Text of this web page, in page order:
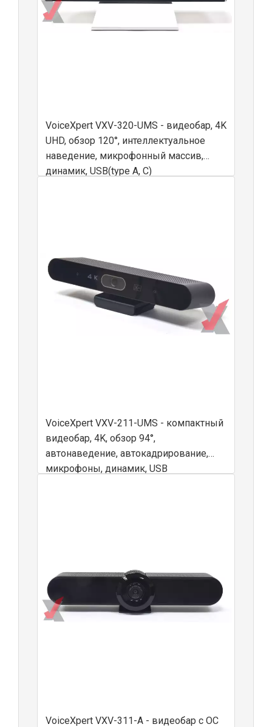
VoiceXpert VXV-320-UMS - видеобар, 4K
UHD, обзор 120°, интеллектуальное
наведение, микрофонный массив,
динамик, USB(type A, C)
VoiceXpert VXV-211-UMS - компактный
видеобар, 4K, обзор 94°,
автонаведение, автокадрирование,
микрофоны, динамик, USB
VoiceXpert VXV-311-A - видеобар с ОС